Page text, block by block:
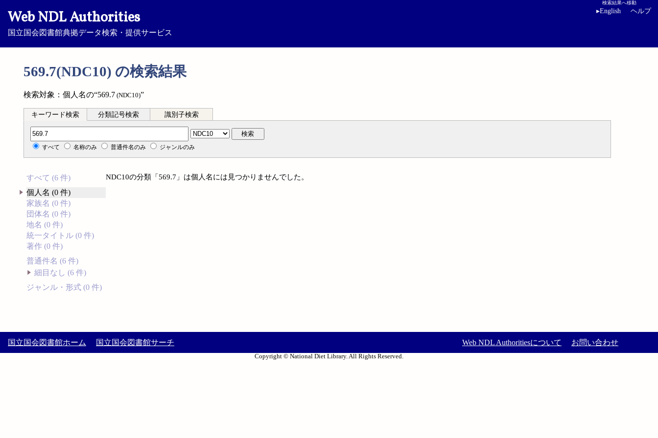
Web NDL Authorities
国立国会図書館典拠データ検索・提供サービス
検索結果へ移動
▸English ヘルプ
569.7(NDC10) の検索結果
検索対象：個人名の“569.7 (NDC10)”
キーワード検索 分類記号検索 識別子検索
分類記号検索 検索
すべて 名称のみ 普通件名のみ ジャンルのみ
すべて (6 件)
個人名 (0 件)
家族名 (0 件)
団体名 (0 件)
地名 (0 件)
統一タイトル (0 件)
著作 (0 件)
普通件名 (6 件)
細目なし (6 件)
ジャンル・形式 (0 件)
NDC10の分類「569.7」は個人名には見つかりませんでした。
国立国会図書館ホーム 国立国会図書館サーチ Web NDL Authoritiesについて お問い合わせ
Copyright © National Diet Library. All Rights Reserved.